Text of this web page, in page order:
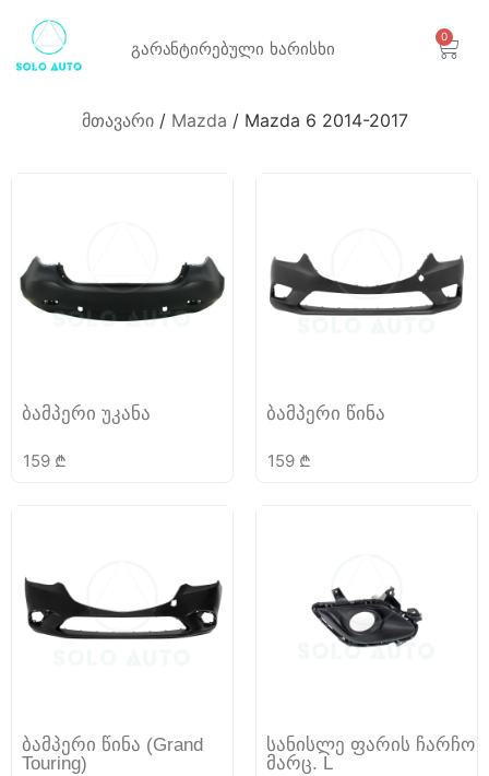
გარანტირებული ხარისხი
0
მთავარი/ Mazda / Mazda 6 2014-2017
ბამპერი უკანა
159 ₾
ბამპერი წინა
159 ₾
ბამპერი წინა (Grand
Touring)
სანისლე ფარის ჩარჩო
მარც. L